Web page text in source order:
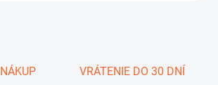
VRÁTENIE DO 30 DNÍ